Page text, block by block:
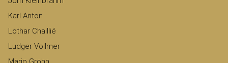
Karl Anton
Lothar Chaillié
Ludger Vollmer